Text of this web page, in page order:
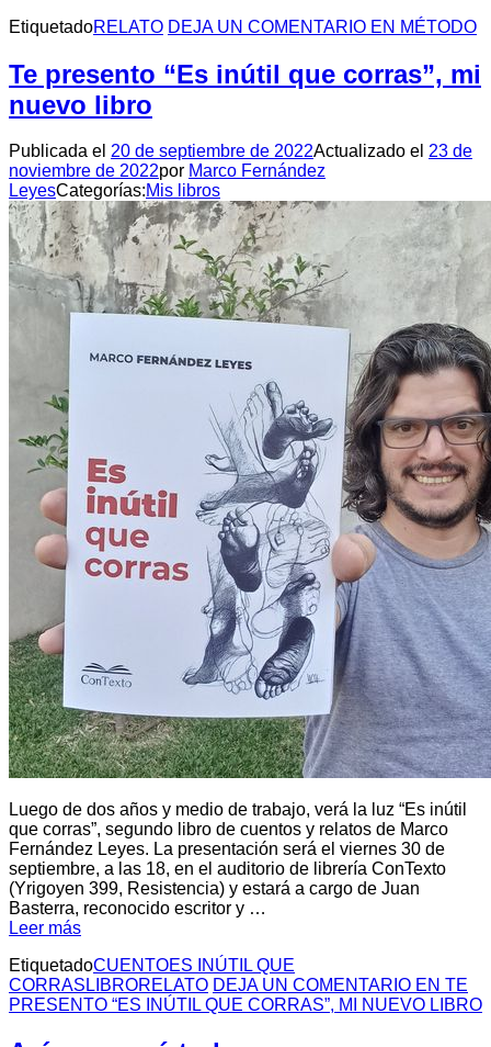
EtiquetadoRELATO DEJA UN COMENTARIO EN MÉTODO
Te presento “Es inútil que corras”, mi
nuevo libro
Publicada el 20 de septiembre de 2022Actualizado el 23 de
noviembre de 2022por Marco Fernández
LeyesCategorías:Mis libros
Luego de dos años y medio de trabajo, verá la luz “Es inútil
que corras”, segundo libro de cuentos y relatos de Marco
Fernández Leyes. La presentación será el viernes 30 de
septiembre, a las 18, en el auditorio de librería ConTexto
(Yrigoyen 399, Resistencia) y estará a cargo de Juan
Basterra, reconocido escritor y …
Leer más
EtiquetadoCUENTOES INÚTIL QUE
CORRASLIBRORELATO DEJA UN COMENTARIO EN TE
PRESENTO “ES INÚTIL QUE CORRAS”, MI NUEVO LIBRO